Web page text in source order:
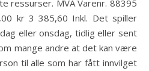
ressurser. MVA Varenr. 88395
kr 3 385,60 Inkl. Det spiller
eller onsdag, tidlig eller sent
mange andre at det kan være
til alle som har fått innvilget